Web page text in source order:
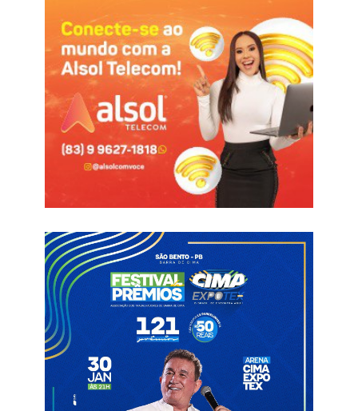
Social em um esforço conjunto de conscientização pública.